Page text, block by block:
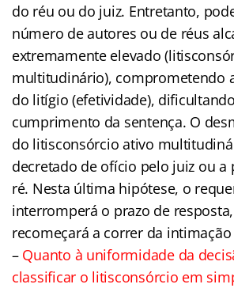
do réu ou do juiz. Entretanto,
número de autores ou de réus
extremamente elevado
multitudinário), comprometendo
do litígio (efetividade),
cumprimento da sentença. O
do litisconsórcio ativo
decretado de ofício pelo juiz ou a
ré. Nesta última hipótese, o
interromperá o prazo de
recomeçará a correr da
– Quanto à uniformidade da
classificar o litisconsórcio em